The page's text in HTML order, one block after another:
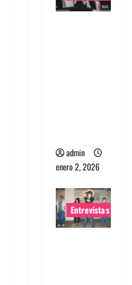
admin
enero 2, 2026
Entrevistas